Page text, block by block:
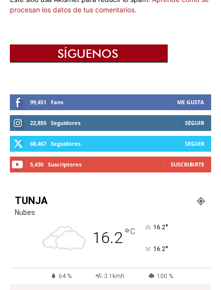
procesan los datos de tus comentarios.
99,451 Fans ME GUSTA
22,855 Seguidores SEGUIR
68,467 Seguidores SEGUIR
5,430 Suscriptores SUSCRIBIRTE
TUNJA
Nubes
16.2°C 16.2°
16.2°
64 % 3.1kmh 100 %